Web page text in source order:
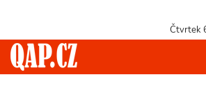
Čtvrtek